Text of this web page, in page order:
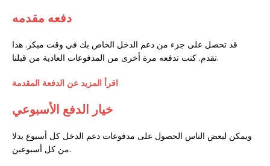
دفعه مقدمه
قد تحصل على جزء من دعم الدخل الخاص بك في وقت مبكر. هذا
تقدم. كنت تدفعه مرة أخرى من المدفوعات العادية من قبلنا.
اقرأ المزيد عن الدفعة المقدمة
خيار الدفع الأسبوعي
ويمكن لبعض الناس الحصول على مدفوعات دعم الدخل كل أسبوع بدلا
من كل أسبوعين.